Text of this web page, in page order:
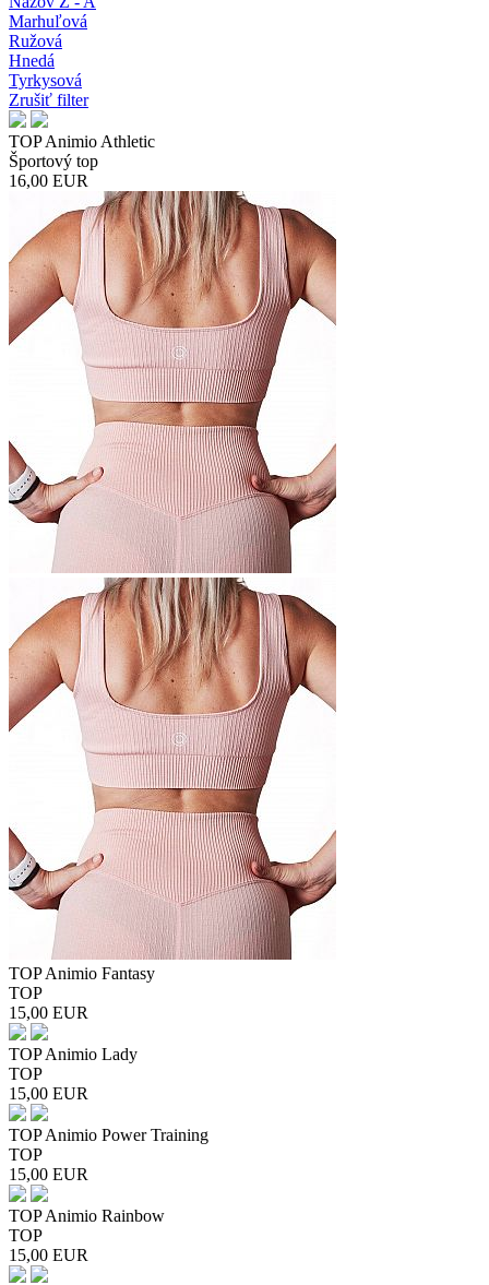
Marhuľová
Ružová
Hnedá
Tyrkysová
Zrušiť filter
TOP Animio Athletic
Športový top
16,00 EUR
TOP Animio Fantasy
TOP
15,00 EUR
TOP Animio Lady
TOP
15,00 EUR
TOP Animio Power Training
TOP
15,00 EUR
TOP Animio Rainbow
TOP
15,00 EUR